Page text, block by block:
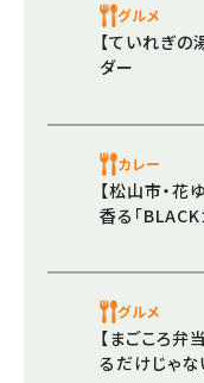
グルメ
【ていれぎ
ダー
カレー
【松山市・花
香る「BLACK
サウナ後の
グルメ
【まごころ弁
るだけじゃな